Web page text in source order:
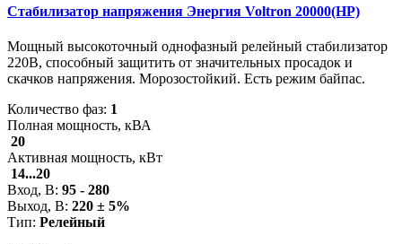
Стабилизатор напряжения Энергия Voltron 20000(HP)
Мощный высокоточный однофазный релейный стабилизатор
220В, способный защитить от значительных просадок и
скачков напряжения. Морозостойкий. Есть режим байпас.
Количество фаз: 1
Полная мощность, кВА
20
Активная мощность, кВт
14...20
Вход, В: 95 - 280
Выход, В: 220 ± 5%
Тип: Релейный